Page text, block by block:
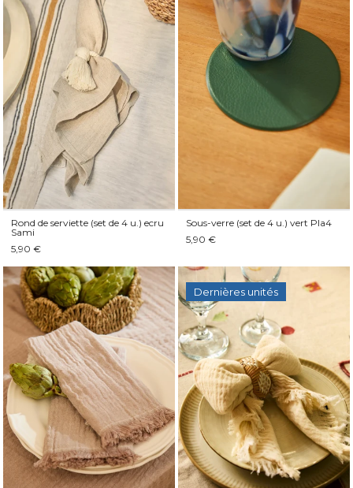
Rond de serviette (set de 4 u.) ecru
Sami
5,90 €
Sous-verre (set de 4 u.) vert Pla4
5,90 €
Dernières unités